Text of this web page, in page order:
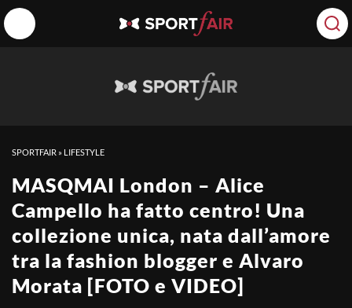
SPORTFAIR » LIFESTYLE
MASQMAI London – Alice
Campello ha fatto centro! Una
collezione unica, nata dall’amore
tra la fashion blogger e Alvaro
Morata [FOTO e VIDEO]